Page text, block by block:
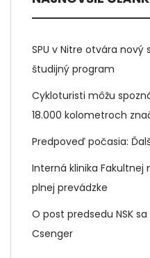
SPU v Nitre otvára nový
študijný program
Cykloturisti môžu
18.000 kolometroch
Predpoveď počasia:
Interná klinika
plnej prevádzke
O post predsedu NSK
Csenger